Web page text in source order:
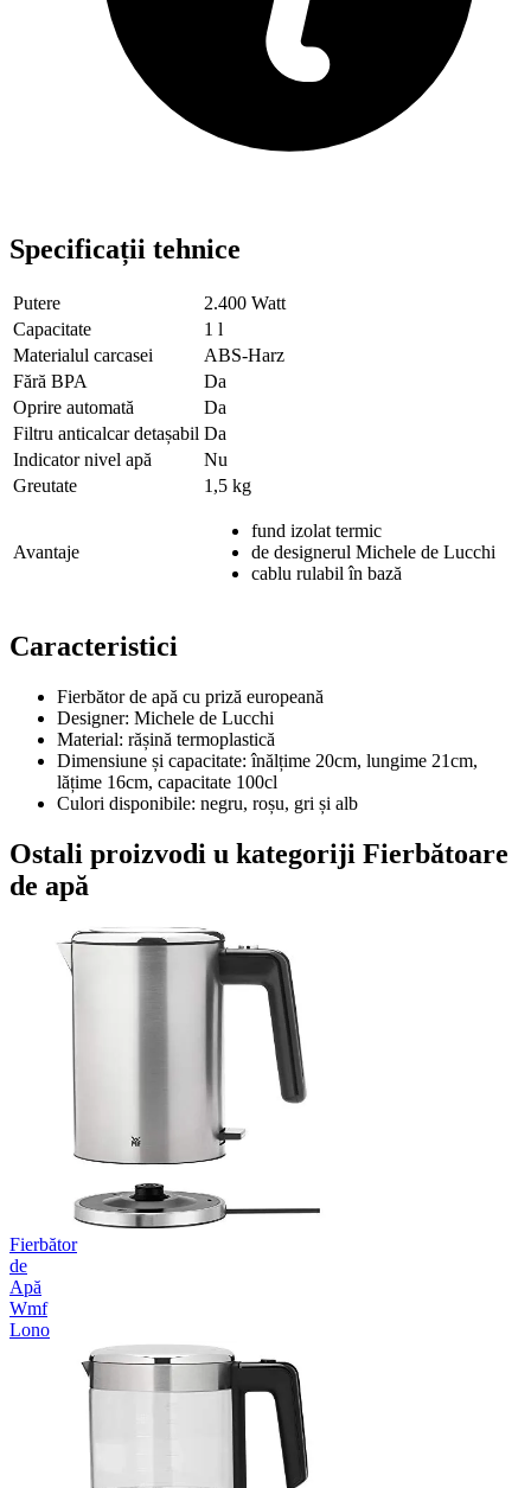
Specificații tehnice
Putere
2.400 Watt
Capacitate
1 l
Materialul carcasei
ABS-Harz
Fără BPA
Da
Oprire automată
Da
Filtru anticalcar detașabil Da
Indicator nivel apă
Nu
Greutate
1,5 kg
Avantaje
fund izolat termic
de designerul Michele de Lucchi
cablu rulabil în bază
Caracteristici
Fierbător de apă cu priză europeană
Designer: Michele de Lucchi
Material: rășină termoplastică
Dimensiune și capacitate: înălțime 20cm, lungime 21cm,
lățime 16cm, capacitate 100cl
Culori disponibile: negru, roșu, gri și alb
Ostali proizvodi u kategoriji Fierbătoare
de apă
Fierbător
de
Apă
Wmf
Lono